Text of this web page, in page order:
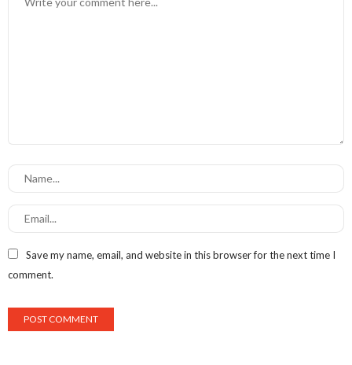
Save my name, email, and website in this browser for the next time I
comment.